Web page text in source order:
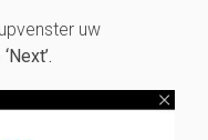
uw
‘Next’.